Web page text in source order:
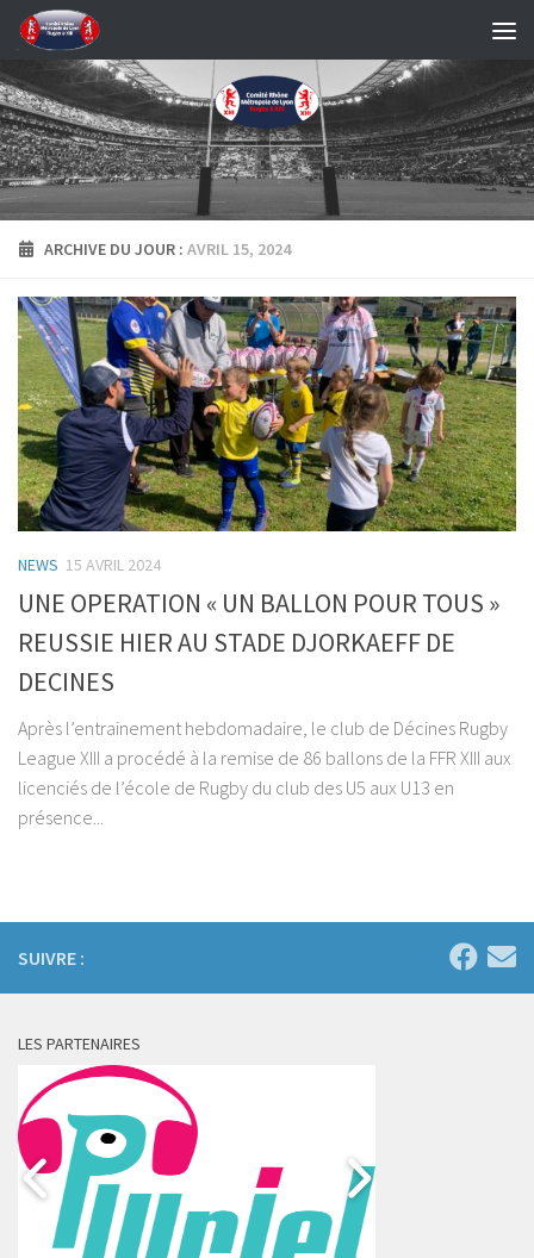
Skip to content
ARCHIVE DU JOUR : AVRIL 15, 2024
NEWS 15 AVRIL 2024
UNE OPERATION « UN BALLON POUR TOUS »
REUSSIE HIER AU STADE DJORKAEFF DE
DECINES
Après l’entrainement hebdomadaire, le club de Décines Rugby
League XIII a procédé à la remise de 86 ballons de la FFR XIII aux
licenciés de l’école de Rugby du club des U5 aux U13 en
présence...
SUIVRE :
LES PARTENAIRES